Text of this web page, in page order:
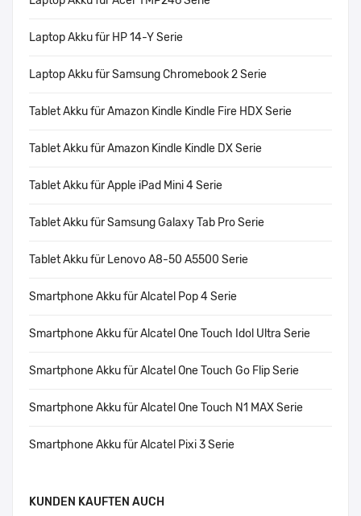
Laptop Akku für HP 14-Y Serie
Laptop Akku für Samsung Chromebook 2 Serie
Tablet Akku für Amazon Kindle Kindle Fire HDX Serie
Tablet Akku für Amazon Kindle Kindle DX Serie
Tablet Akku für Apple iPad Mini 4 Serie
Tablet Akku für Samsung Galaxy Tab Pro Serie
Tablet Akku für Lenovo A8-50 A5500 Serie
Smartphone Akku für Alcatel Pop 4 Serie
Smartphone Akku für Alcatel One Touch Idol Ultra Serie
Smartphone Akku für Alcatel One Touch Go Flip Serie
Smartphone Akku für Alcatel One Touch N1 MAX Serie
Smartphone Akku für Alcatel Pixi 3 Serie
KUNDEN KAUFTEN AUCH